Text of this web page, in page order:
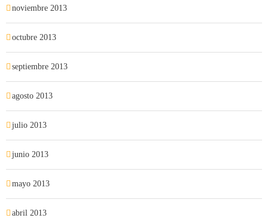
noviembre 2013
octubre 2013
septiembre 2013
agosto 2013
julio 2013
junio 2013
mayo 2013
abril 2013